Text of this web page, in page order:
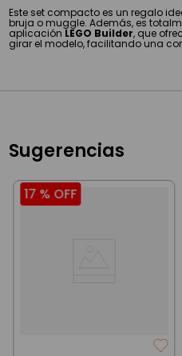
Este set compacto es un regalo
bruja o muggle. Además, es
aplicaciónLEGO Builder, que
girar el modelo, facilitando una
Sugerencias
17 % OFF